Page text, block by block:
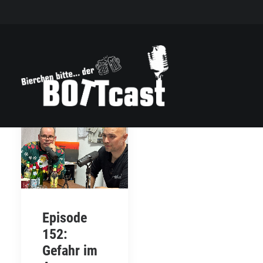
Episode
152:
Gefahr im